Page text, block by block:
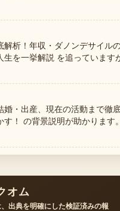
解析！年収・ダノンデサイル
生を一挙解説 を追っています
婚・出産、現在の活動まで徹
す！ の背景説明が助かります
オム
出典を明確にした検証済みの報